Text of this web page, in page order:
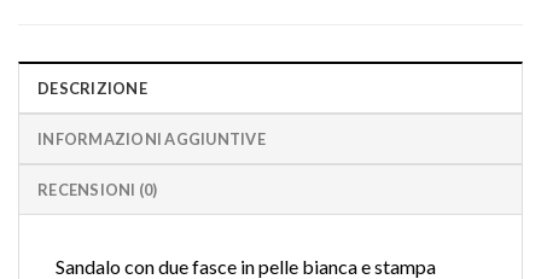
DESCRIZIONE
INFORMAZIONI AGGIUNTIVE
RECENSIONI (0)
Sandalo con due fasce in pelle bianca e stampa